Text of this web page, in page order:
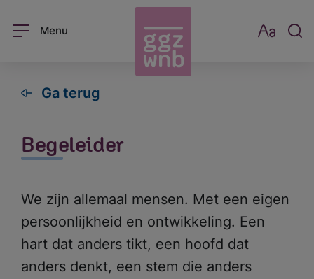
Menu
Ga terug
Begeleider
We zijn allemaal mensen. Met een eigen
persoonlijkheid en ontwikkeling. Een
hart dat anders tikt, een hoofd dat
anders denkt, een stem die anders